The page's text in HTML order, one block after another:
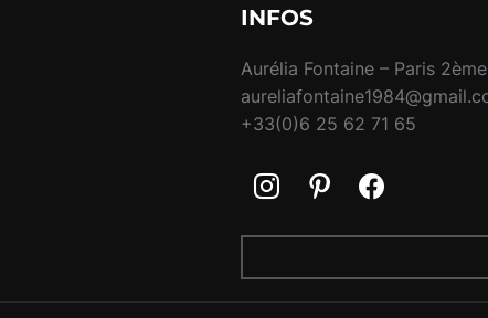
INFOS
Aurélia Fontaine – Paris 2ème
+33(0)6 25 62 71 65